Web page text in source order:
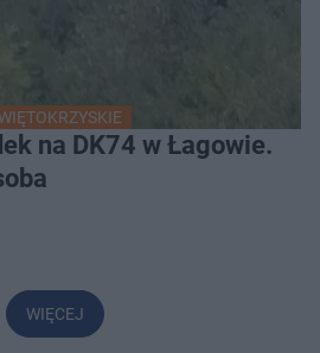
na DK74 w Łagowie.
WIĘCEJ